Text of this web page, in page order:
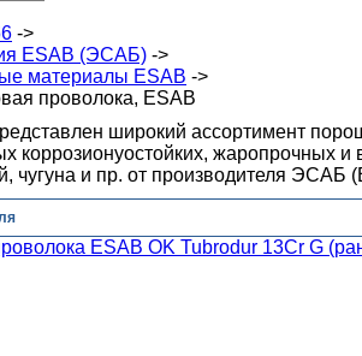
->
ESAB (ЭСАБ) ->
материалы ESAB ->
проволока, ESAB
широкий ассортимент
коррозионyостойких, жаропрочных и
чугуна и пр. от производителя ЭСАБ
ESAB OK Tubrodur 13Cr G